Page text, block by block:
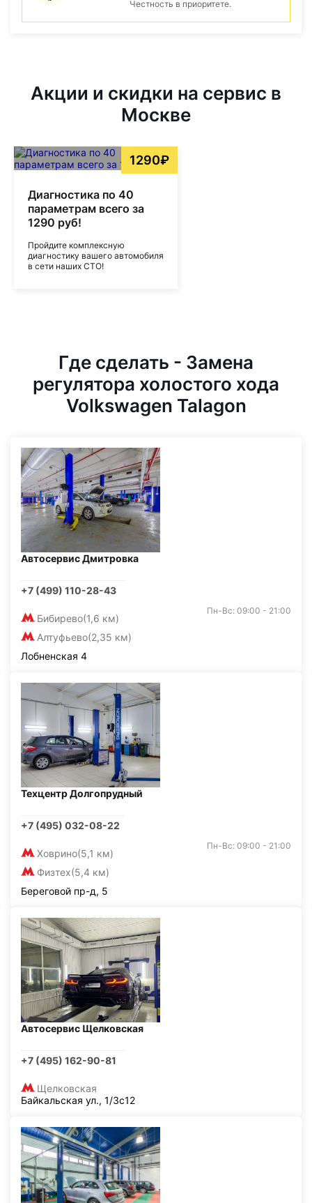
Честность в приоритете.
Акции и скидки на сервис в
Москве
1290₽
Диагностика по 40
параметрам всего за
1290 руб!
Пройдите комплексную
диагностику вашего автомобиля
в сети наших СТО!
Где сделать - Замена
регулятора холостого хода
Volkswagen Talagon
Автосервис Дмитровка
+7 (499) 110-28-43
Бибирево(1,6 км)
Алтуфьево(2,35 км)
Пн-Вс: 09:00 - 21:00
Лобненская 4
Техцентр Долгопрудный
+7 (495) 032-08-22
Ховрино(5,1 км)
Физтех(5,4 км)
Пн-Вс: 09:00 - 21:00
Береговой пр-д, 5
Автосервис Щелковская
+7 (495) 162-90-81
Щелковская
Байкальская ул., 1/3с12